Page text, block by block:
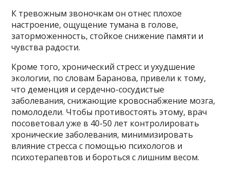
К тревожным звоночкам он отнес плохое
настроение, ощущение тумана в голове,
заторможенность, стойкое снижение памяти и
чувства радости.
Кроме того, хронический стресс и ухудшение
экологии, по словам Баранова, привели к тому,
что деменция и сердечно-сосудистые
заболевания, снижающие кровоснабжение мозга,
помолодели. Чтобы противостоять этому, врач
посоветовал уже в 40-50 лет контролировать
хронические заболевания, минимизировать
влияние стресса с помощью психологов и
психотерапевтов и бороться с лишним весом.